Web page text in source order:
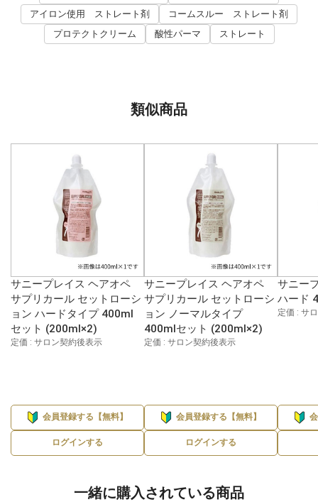
アイロン使用 ストレート剤
コームスルー ストレート剤
プロテクトクリーム
酸性パーマ ストレート
類似商品
サニープレイス ヘアオペ
サプリカール セットローシ
ョン ハードタイプ 400ml
セット (200ml×2)
定価 : サロン契約後表示
会員登録する【無料】
ログインする
サニープレイス ヘアオペ
サプリカール セットローシ
ョン ノーマルタイプ
400mlセット (200ml×2)
定価 : サロン契約後表示
会員登録する【無料】
ログインする
サニー
ハード
定価 : サ
一緒に購入されている商品